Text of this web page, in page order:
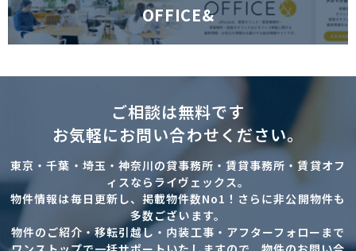
OFFICE&
ご相談は無料です
お気軽にお問い合わせください。
東京・千葉・埼玉・神奈川の貸事務所・賃貸事務所・賃貸オフ
ィスならライヴェックス。
物件情報は毎日更新し、掲載物件数No1！さらに非公開物件も
多数ございます。
物件のご紹介・移転引越し・内装工事・アフターフォローまで